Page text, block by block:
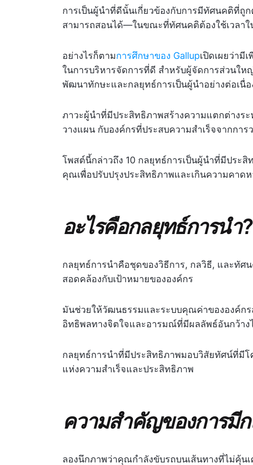
การเป็นผู้นำที่ดีนั้นเกี่ยวข้องกับการมีทัศนคติที่ถู
สามารถสอนได้—ในขณะที่ทัศนคติต้องใช้เวลา
อย่างไรก็ตามการศึกษาของ Gallupเปิดเผยว่ามี
ในการบริหารจัดการที่ดี สำหรับผู้จัดการส่วนให
พัฒนาทักษะและกลยุทธ์การเป็นผู้นำอย่างต่อเนื่
ภาวะผู้นำที่มีประสิทธิภาพสร้างความแตกต่างร
วางแผน กับองค์กรที่ประสบความสำเร็จจากกา
โพสต์นี้กล่าวถึง 10 กลยุทธ์การเป็นผู้นำที่มีประ
คุณเพื่อปรับปรุงประสิทธิภาพและเกินความคาดห
อะไรคือกลยุทธ์การนำ?
กลยุทธ์การนำคือชุดของวิธีการ, กลวิธี, และทั
สอดคล้องกับเป้าหมายขององค์กร
มันช่วยให้วัฒนธรรมและระบบคุณค่าขององค์ก
อิทธิพลทางจิตใจและอารมณ์ที่มีผลลัพธ์อันกว้าง
กลยุทธ์การนำที่มีประสิทธิภาพมอบวิสัยทัศน์ที่มีโ
แห่งความสำเร็จและประสิทธิภาพ
ความสำคัญของการมี
ลองนึกภาพว่าคุณกำลังขับรถบนเส้นทางที่ไม่คุ้